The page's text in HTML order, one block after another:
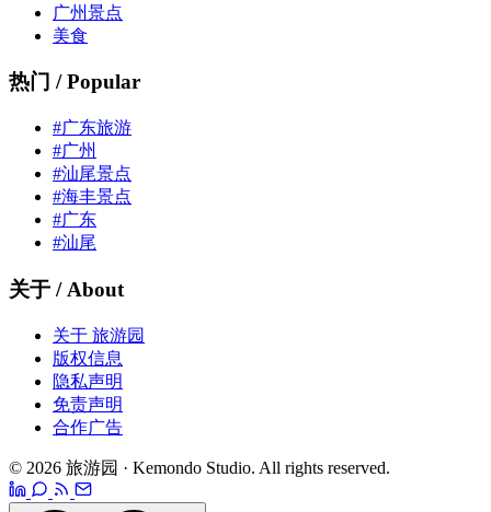
广州景点
美食
热门 / Popular
#广东旅游
#广州
#汕尾景点
#海丰景点
#广东
#汕尾
关于 / About
关于 旅游园
版权信息
隐私声明
免责声明
合作广告
© 2026 旅游园 · Kemondo Studio. All rights reserved.